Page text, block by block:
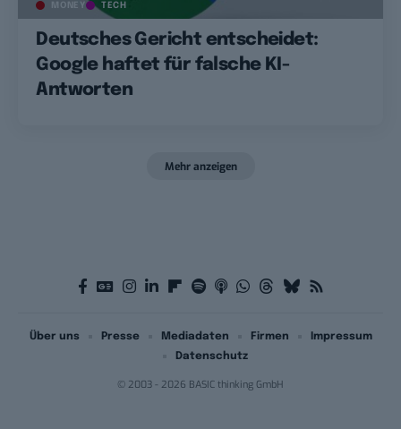
MONEY TECH
Deutsches Gericht entscheidet:
Google haftet für falsche KI-
Antworten
Mehr anzeigen
© 2003 - 2026 BASIC thinking GmbH
Über uns Presse Mediadaten Firmen
Impressum
Datenschutz